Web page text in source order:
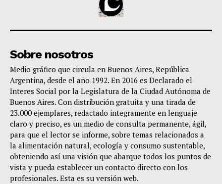
Sobre nosotros
Medio gráfico que circula en Buenos Aires, República
Argentina, desde el año 1992. En 2016 es Declarado el
Interes Social por la Legislatura de la Ciudad Autónoma de
Buenos Aires. Con distribución gratuita y una tirada de
23.000 ejemplares, redactado integramente en lenguaje
claro y preciso, es un medio de consulta permanente, ágil,
para que el lector se informe, sobre temas relacionados a
la alimentación natural, ecología y consumo sustentable,
obteniendo así una visión que abarque todos los puntos de
vista y pueda establecer un contacto directo con los
profesionales. Esta es su versión web.